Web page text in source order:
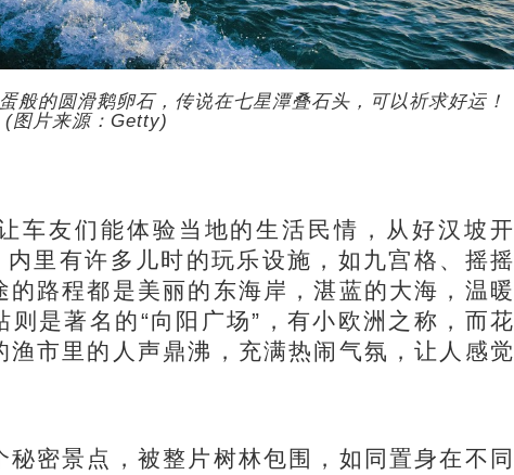
般的圆滑鹅卵石，传说在七星潭叠石头，可以祈求好运！
(图片来源：Getty)
友们能体验当地的生活民情，从好汉坡开
里有许多儿时的玩乐设施，如九宫格、摇摇
路程都是美丽的东海岸，湛蓝的大海，温暖
是著名的“向阳广场”，有小欧洲之称，而花
市里的人声鼎沸，充满热闹气氛，让人感觉
景点，被整片树林包围，如同置身在不同